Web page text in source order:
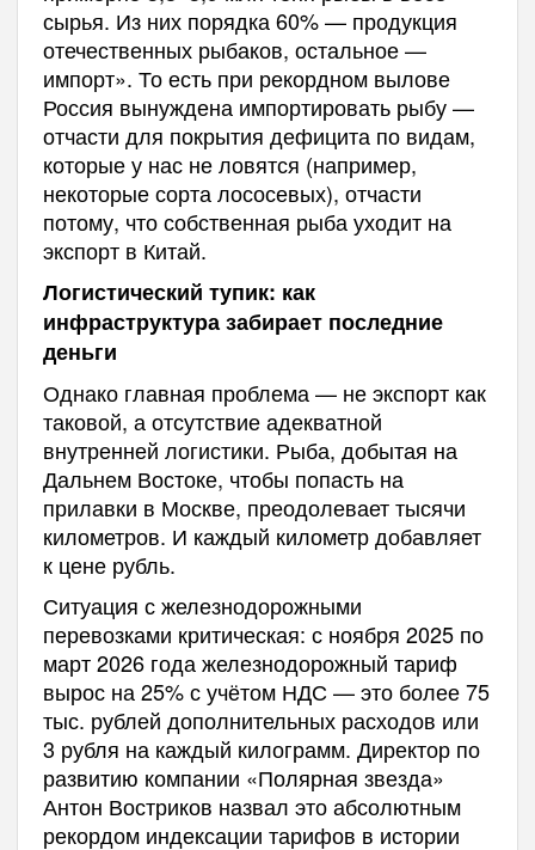
сырья. Из них порядка 60% — продукция
отечественных рыбаков, остальное —
импорт». То есть при рекордном вылове
Россия вынуждена импортировать рыбу —
отчасти для покрытия дефицита по видам,
которые у нас не ловятся (например,
некоторые сорта лососевых), отчасти
потому, что собственная рыба уходит на
экспорт в Китай.
Логистический тупик: как
инфраструктура забирает последние
деньги
Однако главная проблема — не экспорт как
таковой, а отсутствие адекватной
внутренней логистики. Рыба, добытая на
Дальнем Востоке, чтобы попасть на
прилавки в Москве, преодолевает тысячи
километров. И каждый километр добавляет
к цене рубль.
Ситуация с железнодорожными
перевозками критическая: с ноября 2025 по
март 2026 года железнодорожный тариф
вырос на 25% с учётом НДС — это более 75
тыс. рублей дополнительных расходов или
3 рубля на каждый килограмм. Директор по
развитию компании «Полярная звезда»
Антон Востриков назвал это абсолютным
рекордом индексации тарифов в истории